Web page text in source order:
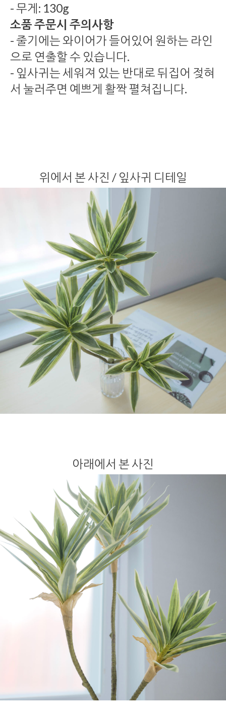
- 무게: 130g
소품 주문시 주의사항
- 줄기에는 와이어가 들어있어 원하는 라인
으로 연출할 수 있습니다.
- 잎사귀는 세워져 있는 반대로 뒤집어 젖혀
서 눌러주면 예쁘게 활짝 펼쳐집니다.
위에서 본 사진 / 잎사귀 디테일
아래에서 본 사진